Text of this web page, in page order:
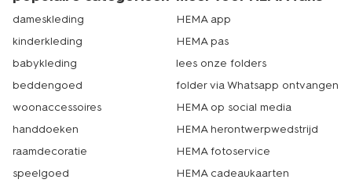
dameskleding
kinderkleding
babykleding
beddengoed
woonaccessoires
handdoeken
raamdecoratie
speelgoed
HEMA app
HEMA pas
lees onze folders
folder via Whatsapp ontvangen
HEMA op social media
HEMA herontwerpwedstrijd
HEMA fotoservice
HEMA cadeaukaarten